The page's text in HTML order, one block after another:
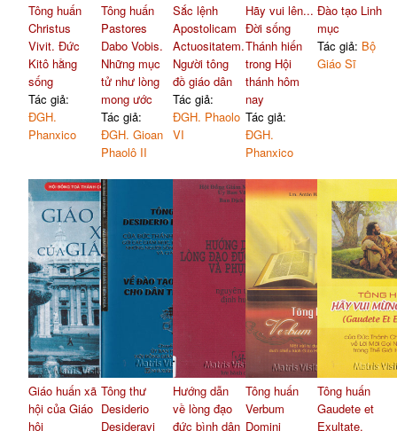
Tông huấn
Christus
Vivit. Đức
Kitô hằng
sống
Tác giả:
ĐGH.
Phanxico
Tông huấn
Pastores
Dabo Vobis.
Những mục
tử như lòng
mong ước
Tác giả:
ĐGH. Gioan
Phaolô II
Sắc lệnh
Apostolicam
Actuositatem.
Người tông
đồ giáo dân
Tác giả:
ĐGH. Phaolo
VI
Hãy vui lên...
Đời sống
Thánh hiến
trong Hội
thánh hôm
nay
Tác giả:
ĐGH.
Phanxico
Đào tạo Linh
mục
Tác giả: Bộ
Giáo Sĩ
Giáo huấn xã
hội của Giáo
hội
Tông thư
Desiderio
Desideravi
Hướng dẫn
về lòng đạo
đức bình dân
Tông huấn
Verbum
Domini
Tông huấn
Gaudete et
Exultate.